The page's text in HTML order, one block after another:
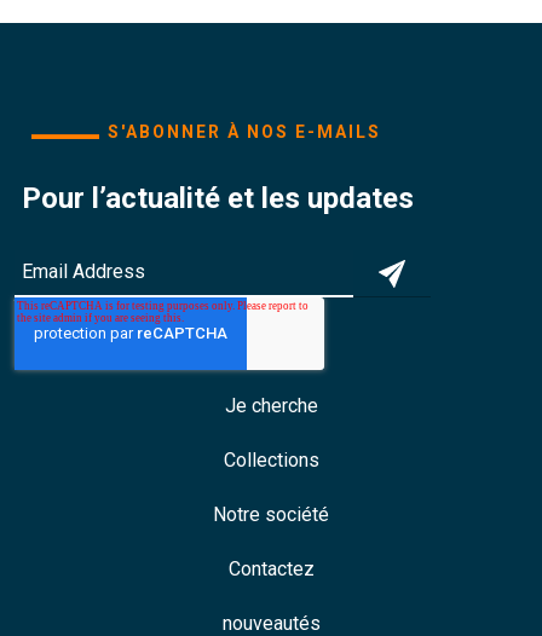
S'ABONNER À NOS E-MAILS
Pour l’actualité et les updates
Je cherche
Collections
Notre société
Contactez
nouveautés